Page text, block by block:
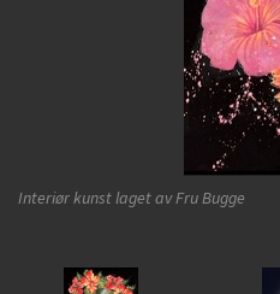
Interiør kunst laget av Fru Bugge